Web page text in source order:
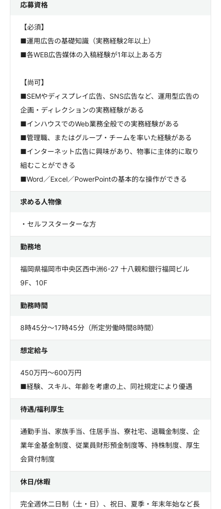
応募資格
【必須】
■運用広告の基礎知識（実務経験2年以上）
■各WEB広告媒体の入稿経験が1年以上ある方
【尚可】
■SEMやディスプレイ広告、SNS広告など、運用型広告の
企画・ディレクションの実務経験がある
■インハウスでのWeb業務全般での実務経験がある
■管理職、またはグループ・チームを率いた経験がある
■インターネット広告に興味があり、物事に主体的に取り
組むことができる
■Word／Excel／PowerPointの基本的な操作ができる
求める人物像
・セルフスターターな方
勤務地
福岡県福岡市中央区西中洲6-27 十八親和銀行福岡ビル
9F、10F
勤務時間
8時45分～17時45分（所定労働時間8時間）
想定給与
450万円～600万円
■経験、スキル、年齢を考慮の上、同社規定により優遇
待遇/福利厚生
通勤手当、家族手当、住居手当、寮社宅、退職金制度、企
業年金基金制度、従業員財形預金制度等、持株制度、厚生
会貸付制度
休日/休暇
完全週休二日制（土・日）、祝日、夏季・年末年始など長